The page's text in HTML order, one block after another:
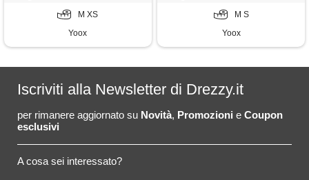
M XS
Yoox
M S
Yoox
Iscriviti alla Newsletter di Drezzy.it
per rimanere aggiornato su Novità, Promozioni e Coupon
esclusivi
A cosa sei interessato?